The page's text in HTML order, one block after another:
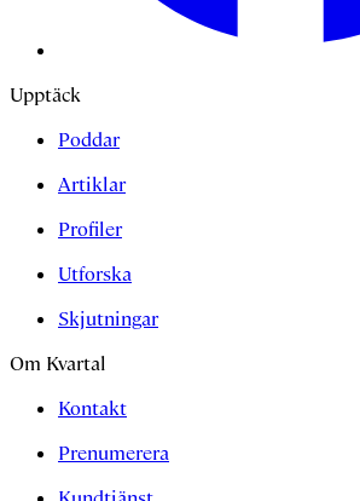
Upptäck
Poddar
Artiklar
Profiler
Utforska
Skjutningar
Om Kvartal
Kontakt
Prenumerera